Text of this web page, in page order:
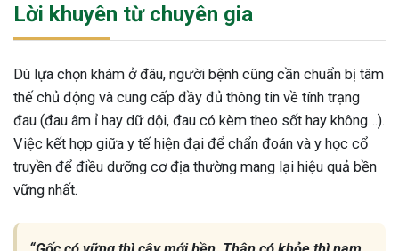
Lời khuyên từ chuyên gia
Dù lựa chọn khám ở đâu, người bệnh cũng cần chuẩn bị tâm
thế chủ động và cung cấp đầy đủ thông tin về tính trạng
đau (đau âm ỉ hay dữ dội, đau có kèm theo sốt hay không…).
Việc kết hợp giữa y tế hiện đại để chẩn đoán và y học cổ
truyền để điều dưỡng cơ địa thường mang lại hiệu quả bền
vững nhất.